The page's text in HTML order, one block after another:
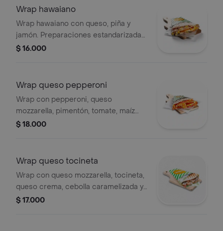
realizar modificaciones en los
ingredientes.
Wrap hawaiano
Wrap hawaiano con queso, piña y
jamón. Preparaciones estandarizadas
sin modificaciones.
$ 16.000
Wrap queso pepperoni
Wrap con pepperoni, queso
mozzarella, pimentón, tomate, maíz
dulce, zanahoria, pasta de tomate.
tanto no se pueden
realizar modificaciones en los
ingredientes.
$ 18.000
Wrap queso tocineta
Wrap con queso mozzarella, tocineta,
queso crema, cebolla caramelizada y
espinaca.
$ 17.000